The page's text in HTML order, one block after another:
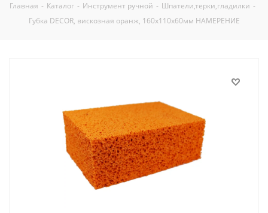
Главная - Каталог - Инструмент ручной - Шпатели,терки,гладилки -
Губка DECOR, вискозная оранж, 160х110х60мм НАМЕРЕНИЕ